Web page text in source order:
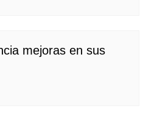
mejoras en sus